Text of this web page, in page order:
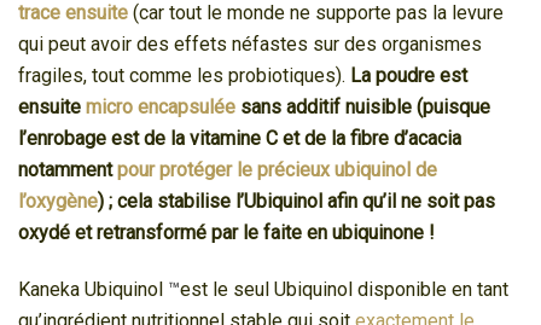
trace ensuite (car tout le monde ne supporte pas la levure
qui peut avoir des effets néfastes sur des organismes
fragiles, tout comme les probiotiques). La poudre est
ensuite micro encapsulée sans additif nuisible (puisque
l’enrobage est de la vitamine C et de la fibre d’acacia
notammentpour protéger le précieux ubiquinol de
l’oxygène) ; cela stabilise l’Ubiquinol afin qu’il ne soit pas
oxydé et retransformé par le faite en ubiquinone !
Kaneka Ubiquinol ™est le seul Ubiquinol disponible en tant